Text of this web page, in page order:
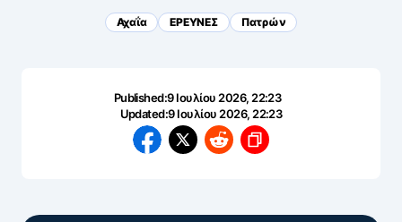
Αχαΐα ΕΡΕΥΝΕΣ Πατρών
Published:9 Ιουλίου 2026, 22:23
Updated:9 Ιουλίου 2026, 22:23